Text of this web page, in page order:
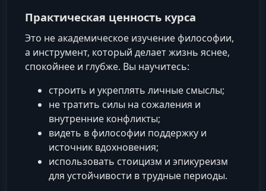
Практическая ценность курса
Это не академическое изучение философии,
а инструмент, который делает жизнь яснее,
спокойнее и глубже. Вы научитесь:
строить и укреплять личные смыслы;
не тратить силы на сожаления и
внутренние конфликты;
видеть в философии поддержку и
источник вдохновения;
использовать стоицизм и эпикуреизм
для устойчивости в трудные периоды.